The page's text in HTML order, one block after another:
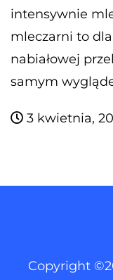
intensywnie
mleczarni to
nabiałowej
samym
3 kwietnia,
Copyright